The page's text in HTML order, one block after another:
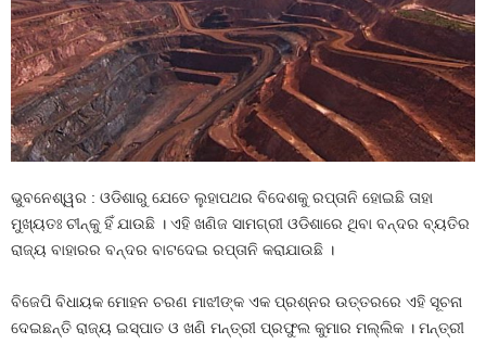
ଭୁବନେଶ୍ୱର : ଓଡିଶାରୁ ଯେତେ ଲୁହାପଥର ବିଦେଶକୁ ରପ୍ତାନି ହୋଇଛି ତାହା
ମୁଖ୍ୟତଃ ଚୀନ୍‍କୁ ହିଁ ଯାଉଛି । ଏହି ଖଣିଜ ସାମଗ୍ରୀ ଓଡିଶାରେ ଥିବା ବନ୍ଦର ବ୍ୟତିର
ରାଜ୍ୟ ବାହାରର ବନ୍ଦର ବାଟଦେଇ ରପ୍ତାନି କରାଯାଉଛି ।
ବିଜେପି ବିଧାୟକ ମୋହନ ଚରଣ ମାଝୀଙ୍କ ଏକ ପ୍ରଶ୍ନର ଉତ୍ତରରେ ଏହି ସୂଚନା
ଦେଇଛନ୍ତି ରାଜ୍ୟ ଇସ୍ପାତ ଓ ଖଣି ମନ୍ତ୍ରୀ ପ୍ରଫୁଲ କୁମାର ମଲ୍ଲିକ । ମନ୍ତ୍ରୀ